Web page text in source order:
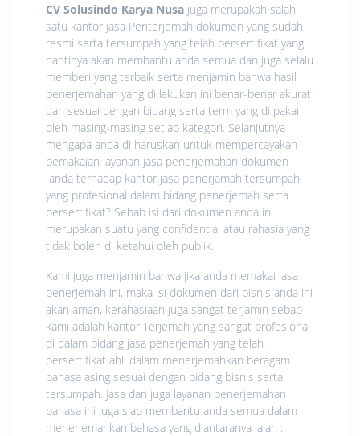
CV Solusindo Karya Nusa juga merupakah salah
satu kantor jasa Penterjemah dokumen yang sudah
resmi serta tersumpah yang telah bersertifikat yang
nantinya akan membantu anda semua dan juga selalu
memberi yang terbaik serta menjamin bahwa hasil
penerjemahan yang di lakukan ini benar-benar akurat
dan sesuai dengan bidang serta term yang di pakai
oleh masing-masing setiap kategori. Selanjutnya
mengapa anda di haruskan untuk mempercayakan
pemakaian layanan jasa penerjemahan dokumen
anda terhadap kantor jasa penerjamah tersumpah
yang profesional dalam bidang penerjemah serta
bersertifikat? Sebab isi dari dokumen anda ini
merupakan suatu yang confidential atau rahasia yang
tidak boleh di ketahui oleh publik.
Kami juga menjamin bahwa jika anda memakai jasa
penerjemah ini, maka isi dokumen dari bisnis anda ini
akan aman, kerahasiaan juga sangat terjamin sebab
kami adalah kantor Terjemah yang sangat profesional
di dalam bidang jasa penerjemah yang telah
bersertifikat ahli dalam menerjemahkan beragam
bahasa asing sesuai dengan bidang bisnis serta
tersumpah. Jasa dan juga layanan penerjemahan
bahasa ini juga siap membantu anda semua dalam
menerjemahkan bahasa yang diantaranya ialah :